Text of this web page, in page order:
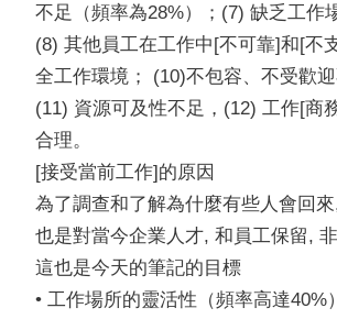
不足（頻率為28%）；(7) 缺乏工作
(8) 其他員工在工作中[不可靠]和[不
全工作環境； (10)不包容、不受歡迎
(11) 資源可及性不足，(12) 工作[商
合理。
[接受當前工作]的原因
為了調查和了解為什麼有些人會回來
也是對當今企業人才, 和員工保留,
這也是今天的筆記的目標
• 工作場所的靈活性（頻率高達40%